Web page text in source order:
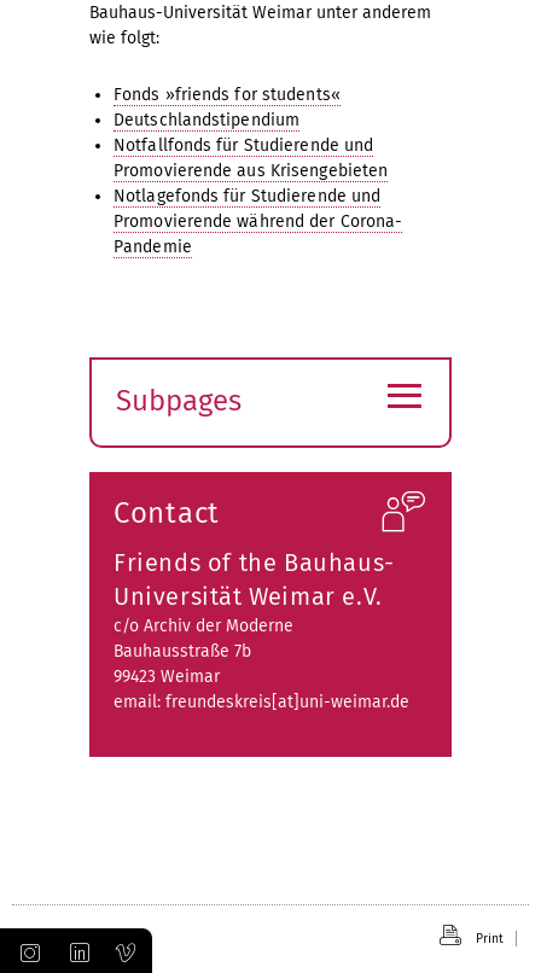
Bauhaus-Universität Weimar unter anderem
wie folgt:
Fonds »friends for students«
Deutschlandstipendium
Notfallfonds für Studierende und
Promovierende aus Krisengebieten
Notlagefonds für Studierende und
Promovierende während der Corona-
Pandemie
Subpages
submenu
≡
Contact
Friends of the Bauhaus-
Universität Weimar e.V.
c/o Archiv der Moderne
Bauhausstraße 7b
99423 Weimar
email: freundeskreis[at]uni-weimar.de
Print